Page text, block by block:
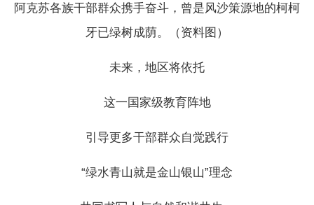
阿克苏各族干部群众携手奋斗，曾是风沙策源地的柯柯
牙已绿树成荫。（资料图）
未来，地区将依托
这一国家级教育阵地
引导更多干部群众自觉践行
“绿水青山就是金山银山”理念